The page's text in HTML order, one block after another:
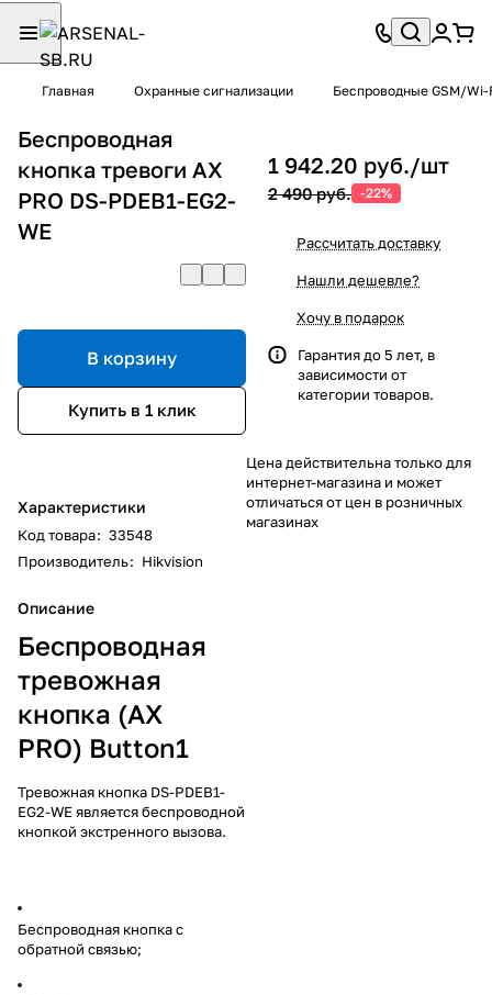
Главная Охранные сигнализации Беспроводные GSM/Wi-
Беспроводная
кнопка тревоги AX
PRO DS-PDEB1-EG2-
WE
В корзину
Купить в 1 клик
Характеристики
Код товара: 33548
Производитель: Hikvision
Описание
Беспроводная
тревожная
кнопка (AX
PRO) Button1
Тревожная кнопка DS-PDEB1-
EG2-WE является беспроводной
кнопкой экстренного вызова.
Беспроводная кнопка с
обратной связью;
1 942.20 руб./шт
2 490 руб. -22%
Рассчитать доставку
Нашли дешевле?
Хочу в подарок
Гарантия до 5 лет, в
зависимости от
категории товаров.
Цена действительна только для
интернет-магазина и может
отличаться от цен в розничных
магазинах